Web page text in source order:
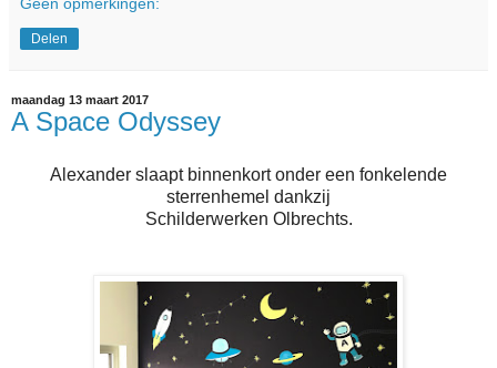
Geen opmerkingen:
Delen
maandag 13 maart 2017
A Space Odyssey
Alexander slaapt binnenkort onder een fonkelende
sterrenhemel dankzij
Schilderwerken Olbrechts.